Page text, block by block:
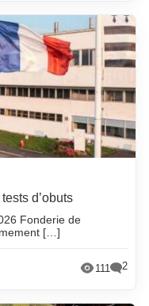
d’obuts
Fonderie de
[…]
111 2